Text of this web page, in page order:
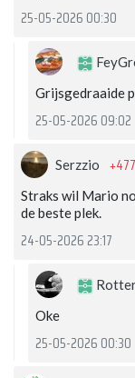
25-05-2026 00:30
Grijsgedraaide
25-05-2026 09:02
Serzzio
Straks wil Mario
de beste plek.
24-05-2026 23:17
Oke
25-05-2026 00:30